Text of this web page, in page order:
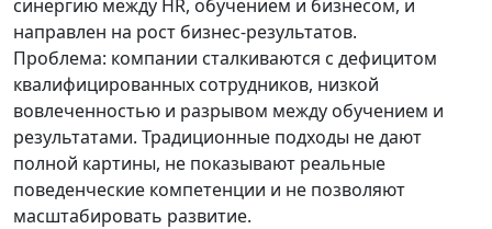
синергию между HR, обучением и бизнесом, и
направлен на рост бизнес-результатов.
Проблема: компании сталкиваются с дефицитом
квалифицированных сотрудников, низкой
вовлеченностью и разрывом между обучением и
результатами. Традиционные подходы не дают
полной картины, не показывают реальные
поведенческие компетенции и не позволяют
масштабировать развитие.